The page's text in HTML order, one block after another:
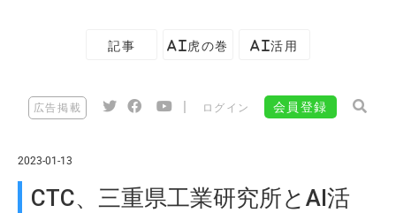
記事 AI虎の巻 AI活用
広告掲載 ログイン 会員登録
2023-01-13
CTC、三重県工業研究所とAI活